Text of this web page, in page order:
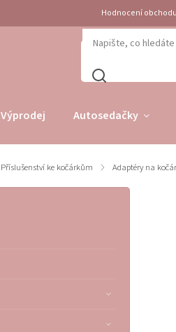
Hodnocení obchodu
Výprodej Autosedačky
Příslušenství ke kočárkům / Adaptéry na